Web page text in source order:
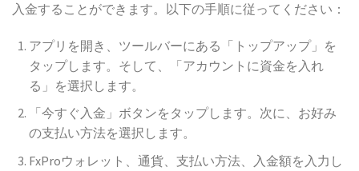
入金することができます。以下の手順に従ってください：
アプリを開き、ツールバーにある「トップアップ」を
タップします。そして、「アカウントに資金を入れ
る」を選択します。
「今すぐ入金」ボタンをタップします。次に、お好み
の支払い方法を選択します。
FxProウォレット、通貨、支払い方法、入金額を入力し